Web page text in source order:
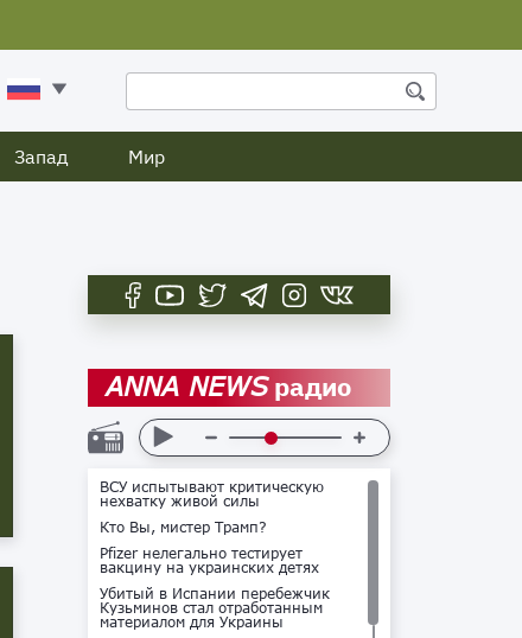
Запад Мир
ANNA NEWSрадио
ВСУ испытывают критическую
нехватку живой силы
Кто Вы, мистер Трамп?
Pfizer нелегально тестирует
вакцину на украинских детях
Убитый в Испании перебежчик
Кузьминов стал отработанным
материалом для Украины